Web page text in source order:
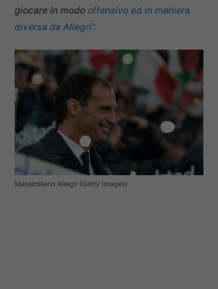
giocare in modo offensivo ed in maniera
diversa da Allegri”.
Massimiliano Allegri (Getty Images)